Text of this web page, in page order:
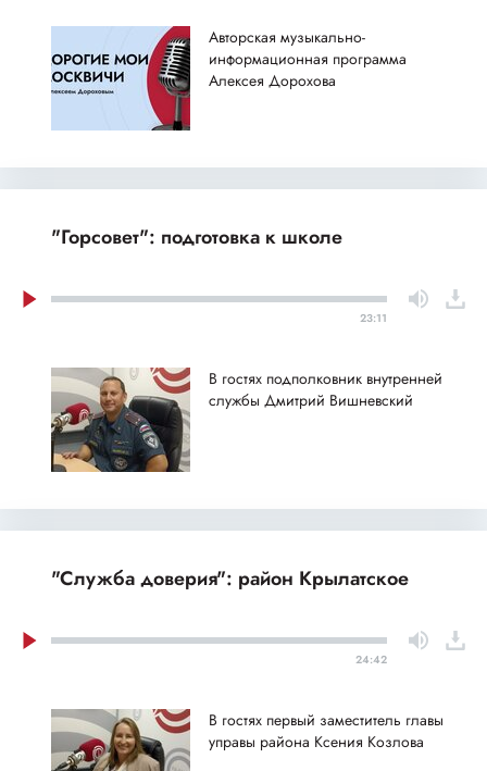
Авторская музыкально-
информационная программа
Алексея Дорохова
"Горсовет": подготовка к школе
23:11
В гостях подполковник внутренней
службы Дмитрий Вишневский
"Служба доверия": район Крылатское
24:42
В гостях первый заместитель главы
управы района Ксения Козлова